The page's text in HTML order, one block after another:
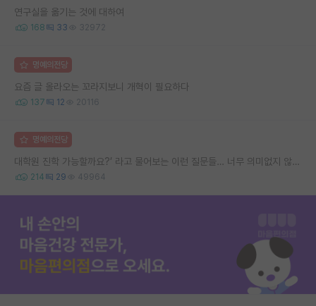
연구실을 옮기는 것에 대하여
168 33 32972
명예의전당
요즘 글 올라오는 꼬라지보니 개혁이 필요하다
137 12 20116
명예의전당
대학원 진학 가능할까요?’ 라고 물어보는 이런 질문들… 너무 의미없지 않나요?
214 29 49964